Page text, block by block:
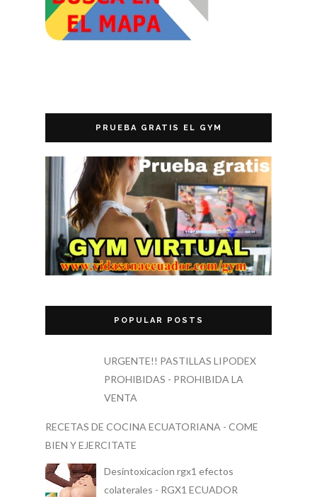
PRUEBA GRATIS EL GYM
POPULAR POSTS
URGENTE!! PASTILLAS LIPODEX
PROHIBIDAS - PROHIBIDA LA
VENTA
RECETAS DE COCINA ECUATORIANA - COME
BIEN Y EJERCITATE
Desintoxicacion rgx1 efectos
colaterales - RGX1 ECUADOR